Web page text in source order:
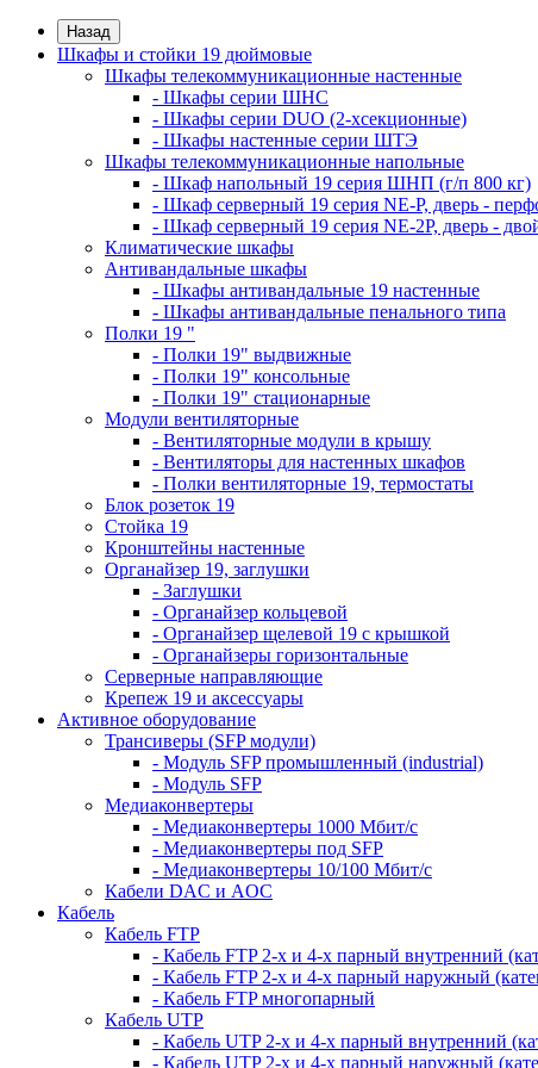
Назад
Шкафы и стойки 19 дюймовые
Шкафы телекоммуникационные настенные
- Шкафы серии ШНС
- Шкафы серии DUO (2-хсекционные)
- Шкафы настенные серии ШТЭ
Шкафы телекоммуникационные напольные
- Шкаф напольный 19 серия ШНП (г/п 800 кг)
- Шкаф серверный 19 серия NE-P, дверь -
- Шкаф серверный 19 серия NE-2P, дверь -
Климатические шкафы
Антивандальные шкафы
- Шкафы антивандальные 19 настенные
- Шкафы антивандальные пенального типа
Полки 19 "
- Полки 19" выдвижные
- Полки 19" консольные
- Полки 19" стационарные
Модули вентиляторные
- Вентиляторные модули в крышу
- Вентиляторы для настенных шкафов
- Полки вентиляторные 19, термостаты
Блок розеток 19
Стойка 19
Кронштейны настенные
Органайзер 19, заглушки
- Заглушки
- Органайзер кольцевой
- Органайзер щелевой 19 с крышкой
- Органайзеры горизонтальные
Серверные направляющие
Крепеж 19 и аксессуары
Активное оборудование
Трансиверы (SFP модули)
- Модуль SFP промышленный (industrial)
- Модуль SFP
Медиаконвертеры
- Медиаконвертеры 1000 Мбит/с
- Медиаконвертеры под SFP
- Медиаконвертеры 10/100 Мбит/с
Кабели DAC и AOC
Кабель
Кабель FTP
- Кабель FTP 2-х и 4-х парный внутренний
- Кабель FTP 2-х и 4-х парный наружный
- Кабель FTP многопарный
Кабель UTP
- Кабель UTP 2-х и 4-х парный внутренний
- Кабель UTP 2-х и 4-х парный наружный